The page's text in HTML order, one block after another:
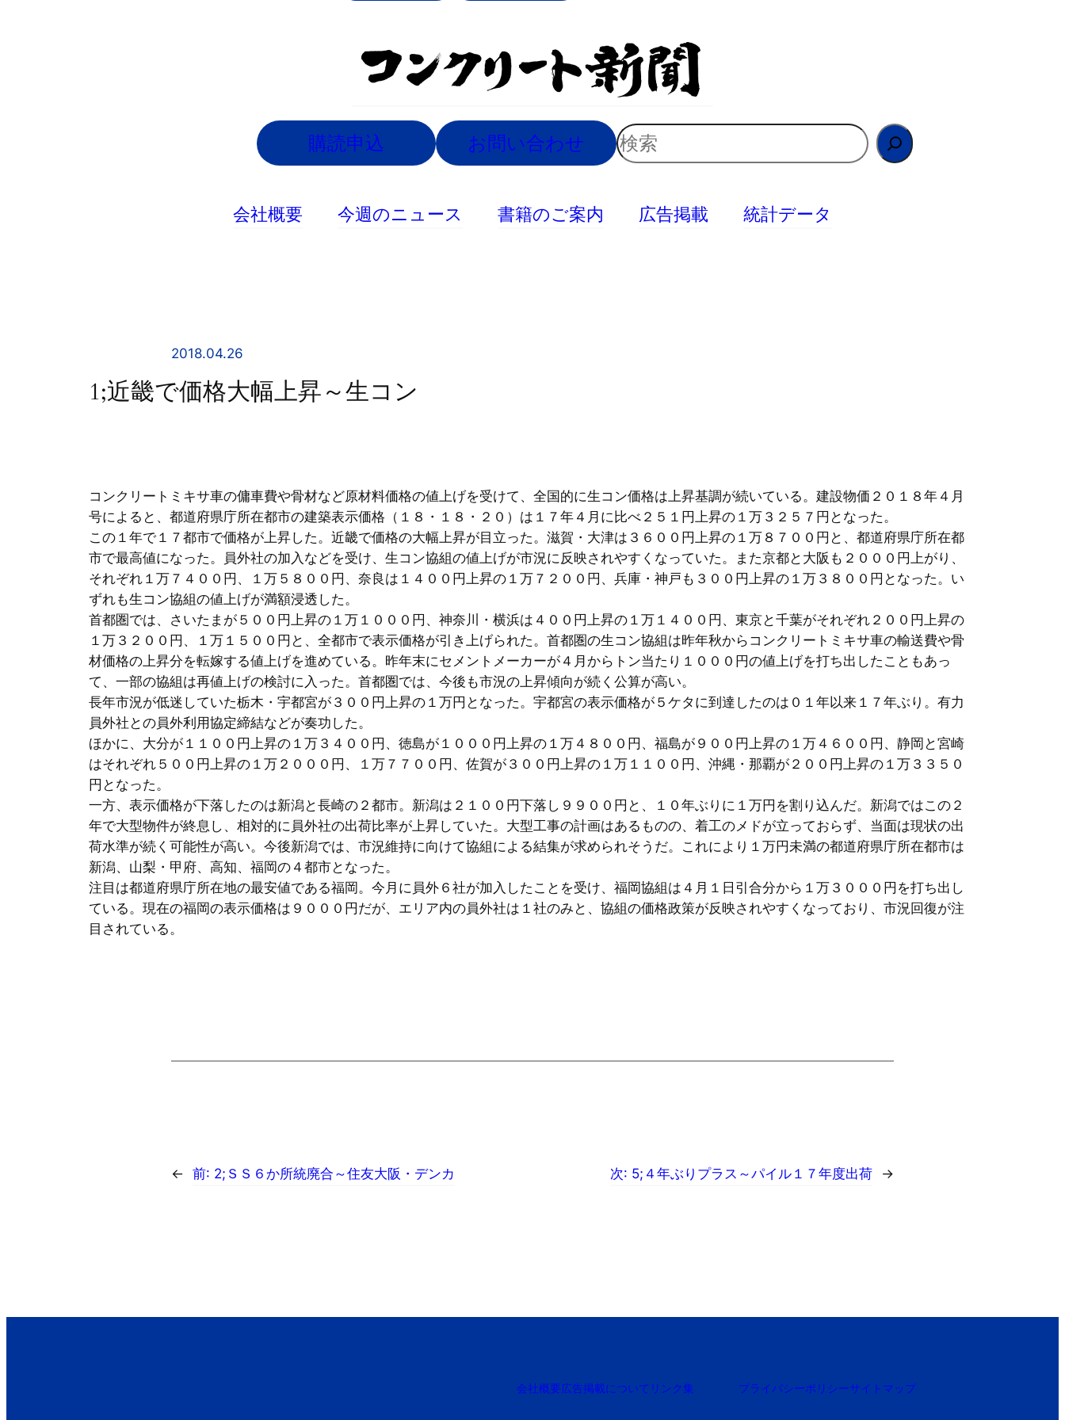
購読申込 お問い合わせ
検
索
会社概要 今週のニュース 書籍のご案内 広告掲載 統計データ
2018.04.26
1;近畿で価格大幅上昇～生コン
コンクリートミキサ車の傭車費や骨材など原材料価格の値上げを受けて、全国的に生コン価格は上昇基調が続いている。建設物価２０１８年４月
号によると、都道府県庁所在都市の建築表示価格（１８・１８・２０）は１７年４月に比べ２５１円上昇の１万３２５７円となった。
この１年で１７都市で価格が上昇した。近畿で価格の大幅上昇が目立った。滋賀・大津は３６００円上昇の１万８７００円と、都道府県庁所在都
市で最高値になった。員外社の加入などを受け、生コン協組の値上げが市況に反映されやすくなっていた。また京都と大阪も２０００円上がり、
それぞれ１万７４００円、１万５８００円、奈良は１４００円上昇の１万７２００円、兵庫・神戸も３００円上昇の１万３８００円となった。い
ずれも生コン協組の値上げが満額浸透した。
首都圏では、さいたまが５００円上昇の１万１０００円、神奈川・横浜は４００円上昇の１万１４００円、東京と千葉がそれぞれ２００円上昇の
１万３２００円、１万１５００円と、全都市で表示価格が引き上げられた。首都圏の生コン協組は昨年秋からコンクリートミキサ車の輸送費や骨
材価格の上昇分を転嫁する値上げを進めている。昨年末にセメントメーカーが４月からトン当たり１０００円の値上げを打ち出したこともあっ
て、一部の協組は再値上げの検討に入った。首都圏では、今後も市況の上昇傾向が続く公算が高い。
長年市況が低迷していた栃木・宇都宮が３００円上昇の１万円となった。宇都宮の表示価格が５ケタに到達したのは０１年以来１７年ぶり。有力
員外社との員外利用協定締結などが奏功した。
ほかに、大分が１１００円上昇の１万３４００円、徳島が１０００円上昇の１万４８００円、福島が９００円上昇の１万４６００円、静岡と宮崎
はそれぞれ５００円上昇の１万２０００円、１万７７００円、佐賀が３００円上昇の１万１１００円、沖縄・那覇が２００円上昇の１万３３５０
円となった。
一方、表示価格が下落したのは新潟と長崎の２都市。新潟は２１００円下落し９９００円と、１０年ぶりに１万円を割り込んだ。新潟ではこの２
年で大型物件が終息し、相対的に員外社の出荷比率が上昇していた。大型工事の計画はあるものの、着工のメドが立っておらず、当面は現状の出
荷水準が続く可能性が高い。今後新潟では、市況維持に向けて協組による結集が求められそうだ。これにより１万円未満の都道府県庁所在都市は
新潟、山梨・甲府、高知、福岡の４都市となった。
注目は都道府県庁所在地の最安値である福岡。今月に員外６社が加入したことを受け、福岡協組は４月１日引合分から１万３０００円を打ち出し
ている。現在の福岡の表示価格は９０００円だが、エリア内の員外社は１社のみと、協組の価格政策が反映されやすくなっており、市況回復が注
目されている。
← 前: 2;ＳＳ６か所統廃合～住友大阪・デンカ 次: 5;４年ぶりプラス～パイル１７年度出荷 →
会社概要広告掲載について リンク集 プライバシーポリシーサイトマップ